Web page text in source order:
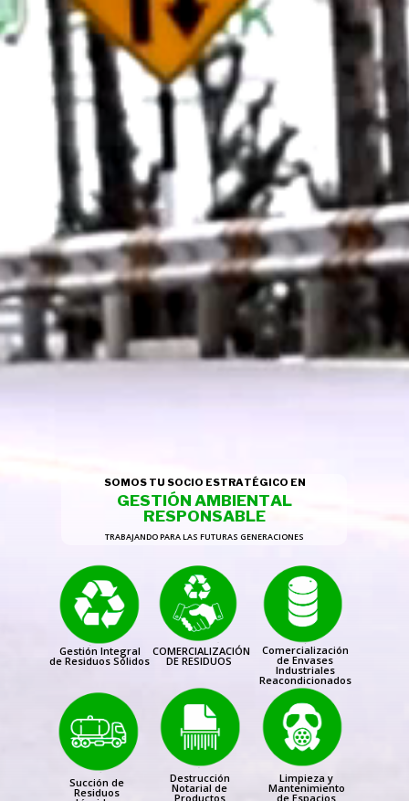
SOMOS TU SOCIO ESTRATÉGICO EN
Gestión Integral
de Residuos Sólidos
TRABAJANDO PARA LAS FUTURAS GENERACIONES
COMERCIALIZACIÓN
DE RESIDUOS
Comercialización
de Envases
Industriales
Reacondicionados
Succión de
Residuos
Destrucción
Notarial de
Productos
Limpieza y
Mantenimiento
de Espacios
GESTIÓN AMBIENTAL
RESPONSABLE